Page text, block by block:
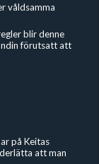
våldsamma
blir denne
förutsatt att
på Keitas
att man